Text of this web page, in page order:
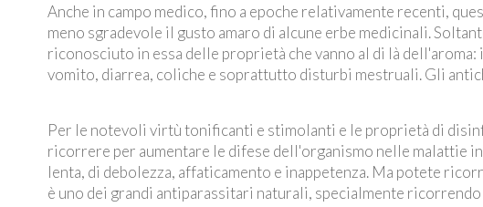
Anche in campo medico, fino a epoche relativamente recenti,
meno sgradevole il gusto amaro di alcune erbe medicinali.
riconosciuto in essa delle proprietà che vanno al di là
vomito, diarrea, coliche e soprattutto disturbi mestruali. Gli
Per le notevoli virtù tonificanti e stimolanti e le proprietà di
ricorrere per aumentare le difese dell'organismo nelle malattie
lenta, di debolezza, affaticamento e inappetenza. Ma potete
è uno dei grandi antiparassitari naturali, specialmente ricorrendo